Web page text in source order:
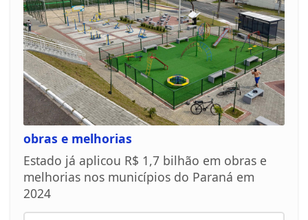
obras e melhorias
Estado já aplicou R$ 1,7 bilhão em obras e
melhorias nos municípios do Paraná em
2024